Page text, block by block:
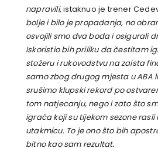
napravili, istaknuo je trener
bolje i bilo je propadanja, no
osvojili smo dva boda i osigurali
Iskoristio bih priliku da čestitam
stožeru i rukovodstvu na zaista
samo zbog drugog mjesta u ABA
srušimo klupski rekord po
tom natjecanju, nego i zato što
igrača koji su tijekom sezone rasli
utakmicu. To je ono što bih
bitno kao sam rezultat.